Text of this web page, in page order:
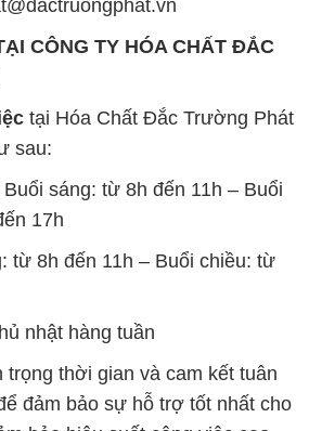
sau:
sáng: từ 8h đến 11h – Buổi
17h
từ 8h đến 11h – Buổi chiều: từ
nhật hàng tuần
đảm bảo sự hỗ trợ tốt nhất cho
bảo hiệu suất công việc cao
CÔNG TY HÓA CHẤT ĐẮC